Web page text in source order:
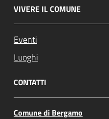
VIVERE IL COMUNE
Eventi
Luoghi
CONTATTI
Comune di Bergamo